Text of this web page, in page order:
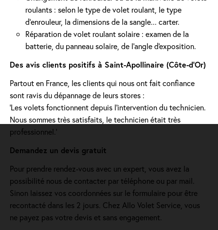
roulants : selon le type de volet roulant, le type
d’enrouleur, la dimensions de la sangle... carter.
Réparation de volet roulant solaire : examen de la
batterie, du panneau solaire, de l'angle d'exposition.
Des avis clients positifs à Saint-Apollinaire (Côte-d'Or)
Partout en France, les clients qui nous ont fait confiance
sont ravis du dépannage de leurs stores :
'Les volets fonctionnent depuis l’intervention du technicien.
Nous sommes très satisfaits, le technicien était très
professionnel.'
Demandez un devis gratuit
Pour prendre rendez-vous avec un expert, vous avez la
possibilité nous de contacter par téléphone ou par mail.
Sinon laissez vos coordonnées sur le formulaire pour être
recontacté dans les 2 jours. Chez Allo Volet Service, vous
ne payez pas votre devis et sans engagement.